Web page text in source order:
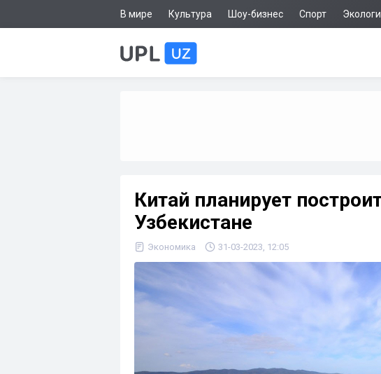
В мире Культура Шоу-бизнес Спорт
Китай планирует
Узбекистане
Экономика 31-03-2023, 12:05